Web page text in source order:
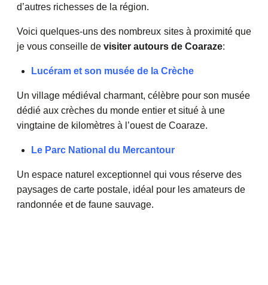
d’autres richesses de la région.
Voici quelques-uns des nombreux sites à proximité que
je vous conseille de visiter autours de Coaraze:
Lucéram et son musée de la Crèche
Un village médiéval charmant, célèbre pour son musée
dédié aux crèches du monde entier et situé à une
vingtaine de kilomètres à l’ouest de Coaraze.
Le Parc National du Mercantour
Un espace naturel exceptionnel qui vous réserve des
paysages de carte postale, idéal pour les amateurs de
randonnée et de faune sauvage.